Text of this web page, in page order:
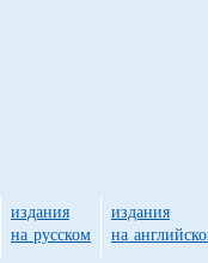
издания
на русском
издания
на